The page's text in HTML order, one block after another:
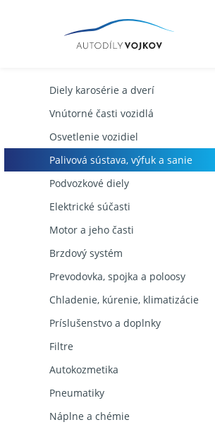
Diely karosérie a dverí
Vnútorné časti vozidlá
Osvetlenie vozidiel
Palivová sústava, výfuk a sanie
Podvozkové diely
Elektrické súčasti
Motor a jeho časti
Brzdový systém
Prevodovka, spojka a poloosy
Chladenie, kúrenie, klimatizácie
Príslušenstvo a doplnky
Filtre
Autokozmetika
Pneumatiky
Náplne a chémie